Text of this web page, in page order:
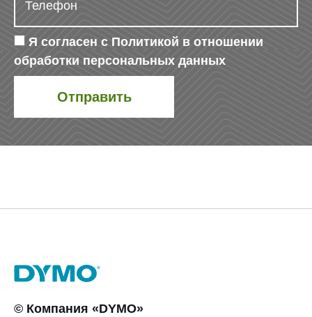
Я согласен с Политикой в отношении
обработки персональных данных
© Компания «DYMO»